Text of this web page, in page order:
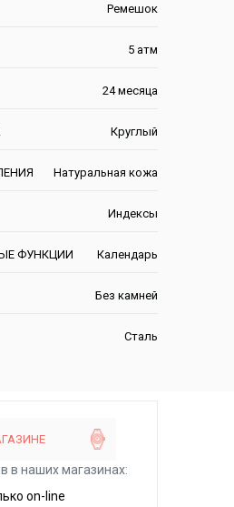
Ремешок
5 атм
24 месяца
Круглый
Натуральная кожа
Индексы
ФУНКЦИИ Календарь
Без камней
Сталь
в наших магазинах:
on-line